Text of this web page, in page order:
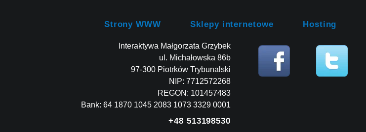
Strony WWW Sklepy internetowe Hosting
Interaktywa Małgorzata Grzybek
ul. Michałowska 86b
97-300 Piotrków Trybunalski
NIP: 7712572268
REGON: 101457483
Bank: 64 1870 1045 2083 1073 3329 0001
+48 513198530